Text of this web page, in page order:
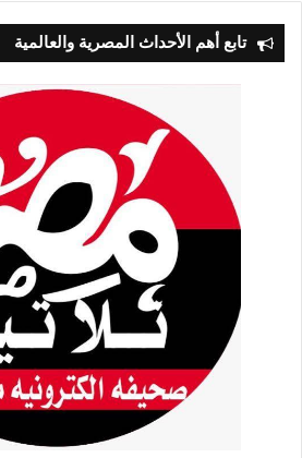
تابع أهم الأحداث المصرية والعالمية